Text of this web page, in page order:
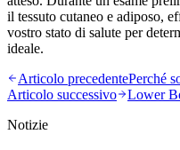
il tessuto cutaneo e adiposo,
vostro stato di salute per
ideale.
Articolo precedentePerché
Articolo successivo
Lower
Notizie